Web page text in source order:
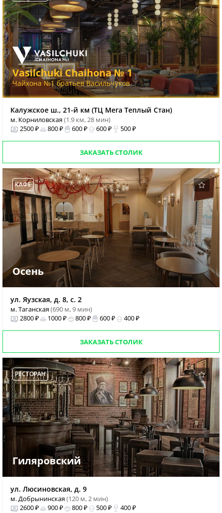
Vasilchuki Chaihona № 1
Чайхона №1 братьев Васильчуков
Калужское ш., 21-й км (ТЦ Мега Теплый Стан)
м. Корниловская(1.9 км, 28 мин)
2500 ₽
800 ₽ 600 ₽ 600 ₽ 500 ₽
ЗАКАЗАТЬ СТОЛИК
КАФЕ
Осень
ул. Яузская, д. 8, с. 2
м. Таганская(690 м, 9 мин)
2800 ₽
1000 ₽ 800 ₽ 600 ₽ 400 ₽
ЗАКАЗАТЬ СТОЛИК
РЕСТОРАН
Гиляровский
ул. Люсиновская, д. 9
м. Добрынинская(120 м, 2 мин)
2600 ₽
900 ₽ 800 ₽ 500 ₽ 400 ₽